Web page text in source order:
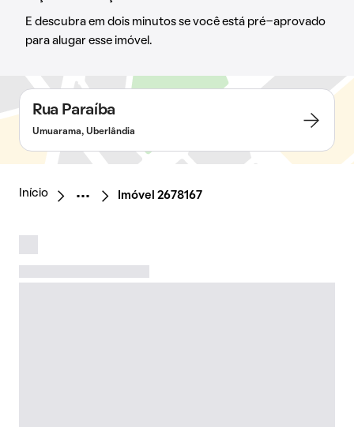
E descubra em dois minutos se você está pré-aprovado
para alugar esse imóvel.
Rua Paraíba
Umuarama, Uberlândia
Início Imóvel 2678167